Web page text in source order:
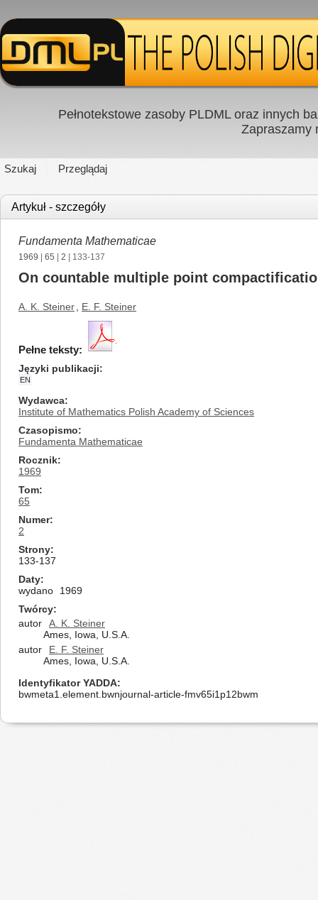
Pełnotekstowe zasoby PLDML oraz innych
Zapraszamy
Szukaj Przeglądaj
Artykuł - szczegóły
Fundamenta Mathematicae
1969 65 2 | 133-137
On countable multiple point
A. K. Steiner E. F. Steiner
Pełne teksty:
Języki publikacji
EN
Wydawca
Institute of Mathematics Polish Academy of Sciences
Czasopismo
Fundamenta Mathematicae
Rocznik
1969
Tom
65
Numer
2
Strony
133-137
Daty
wydano
1969
Twórcy
autor
A. K. Steiner
Ames, Iowa, U.S.A.
autor
E. F. Steiner
Ames, Iowa, U.S.A.
Identyfikator YADDA
bwmeta1.element.bwnjournal-article-fmv65i1p12bwm